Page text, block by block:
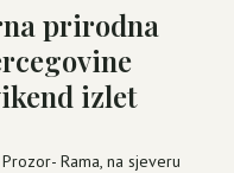
prirodna
izlet
Rama, na sjeveru